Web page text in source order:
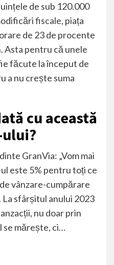
de sub 120.000
fiscale, piața
de 23 de procente
Asta pentru că unele
făcute la început de
a nu crește suma
cu această
ului?
GranVia: „Vom mai
este 5% pentru toți ce
vânzare-cumpărare
sfârșitul anului 2023
nu doar prin
se mărește, ci…